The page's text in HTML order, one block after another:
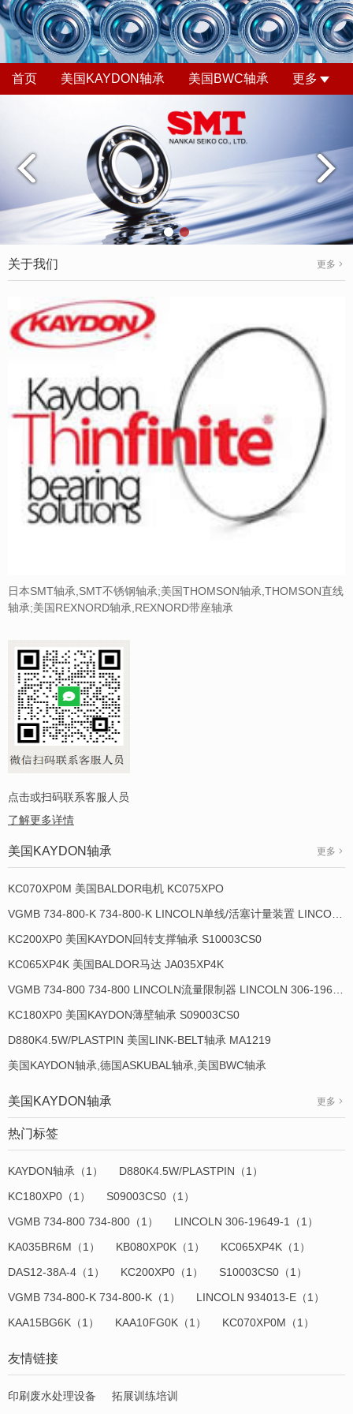
首页 美国KAYDON轴承 美国BWC轴承 更多
关于我们 更多
日本SMT轴承,SMT不锈钢轴承;美国THOMSON轴承,THOMSON直线
轴承;美国REXNORD轴承,REXNORD带座轴承
点击或扫码联系客服人员
了解更多详情
美国KAYDON轴承 更多
KC070XP0M 美国BALDOR电机 KC075XPO
KC200XP0 美国KAYDON回转支撑轴承 S10003CS0
KC065XP4K 美国BALDOR马达 JA035XP4K
KC180XP0 美国KAYDON薄壁轴承 S09003CS0
D880K4.5W/PLASTPIN 美国LINK-BELT轴承 MA1219
美国KAYDON轴承,德国ASKUBAL轴承,美国BWC轴承
美国KAYDON轴承 更多
热门标签
KAYDON轴承（1）
D880K4.5W/PLASTPIN（1）
KC180XP0（1）
S09003CS0（1）
VGMB 734-800 734-800（1）
LINCOLN 306-19649-1（1）
KA035BR6M（1）
KB080XP0K（1）
KC065XP4K（1）
DAS12-38A-4（1）
KC200XP0（1）
S10003CS0（1）
VGMB 734-800-K 734-800-K（1）
LINCOLN 934013-E（1）
KAA15BG6K（1）
KAA10FG0K（1） KC070XP0M（1）
友情链接
印刷废水处理设备 拓展训练培训